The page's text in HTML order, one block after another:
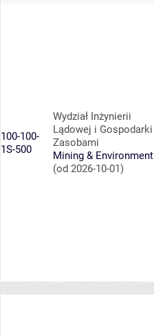
100-100-
1S-500
Wydział Inżynierii
Lądowej i Gospodarki
Zasobami
Mining & Environment
(od 2026-10-01)